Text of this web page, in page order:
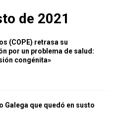
de 2021
(COPE) retrasa su
por un problema de salud:
congénita»
Galega que quedó en susto